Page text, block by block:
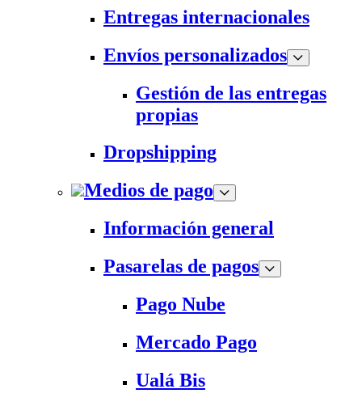
Entregas internacionales
Envíos personalizados
Gestión de las entregas
propias
Dropshipping
Medios de pago
Información general
Pasarelas de pagos
Pago Nube
Mercado Pago
Ualá Bis